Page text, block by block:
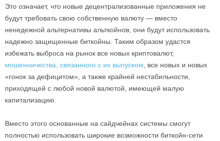
Это означает, что новые децентрализованные приложения не
будут требовать свою собственную валюту — вместо
ненедежной альтернативы альткойнов, они будут использовать
надежно защищенные биткойны. Таким образом удастся
избежать выброса на рынок все новых криптовалют,
мошенничества, связанного с их выпуском , все новых и новых
«гонок за дефицитом», а также крайней нестабильности,
приходящей с любой новой валютой, имеющей малую
капитализацию.
Вместо этого основанные на сайдчейнах системы смогут
полностью использовать широкие возможности биткойн-сети